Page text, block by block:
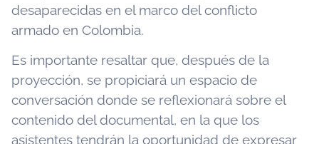
desaparecidas en el marco del conflicto
armado en Colombia.
Es importante resaltar que, después de la
proyección, se propiciará un espacio de
conversación donde se reflexionará sobre el
contenido del documental, en la que los
asistentes tendrán la oportunidad de expresar